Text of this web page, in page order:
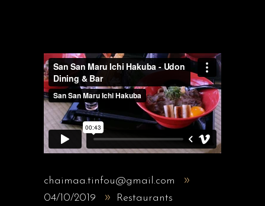
chaimaa.tinfou@gmail.com
04/10/2019
Restaurants